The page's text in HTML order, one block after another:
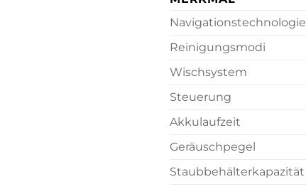
Navigationstechnologie
Reinigungsmodi
Wischsystem
Steuerung
Akkulaufzeit
Geräuschpegel
Staubbehälterkapazität